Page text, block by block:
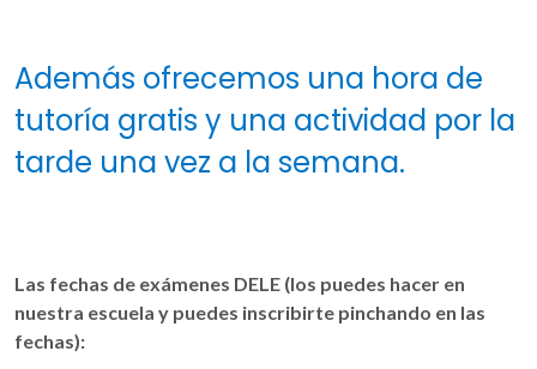
Además ofrecemos una hora de
tutoría gratis y una actividad por la
tarde una vez a la semana.
Las fechas de exámenes DELE (los puedes hacer en
nuestra escuela y puedes inscribirte pinchando en las
fechas):